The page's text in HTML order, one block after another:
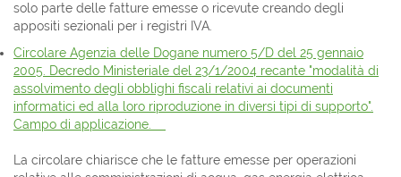
solo parte delle fatture emesse o ricevute creando degli
appositi sezionali per i registri IVA.
Circolare Agenzia delle Dogane numero 5/D del 25 gennaio
2005. Decredo Ministeriale del 23/1/2004 recante "modalità di
assolvimento degli obblighi fiscali relativi ai documenti
informatici ed alla loro riproduzione in diversi tipi di supporto".
Campo di applicazione.
La circolare chiarisce che le fatture emesse per operazioni